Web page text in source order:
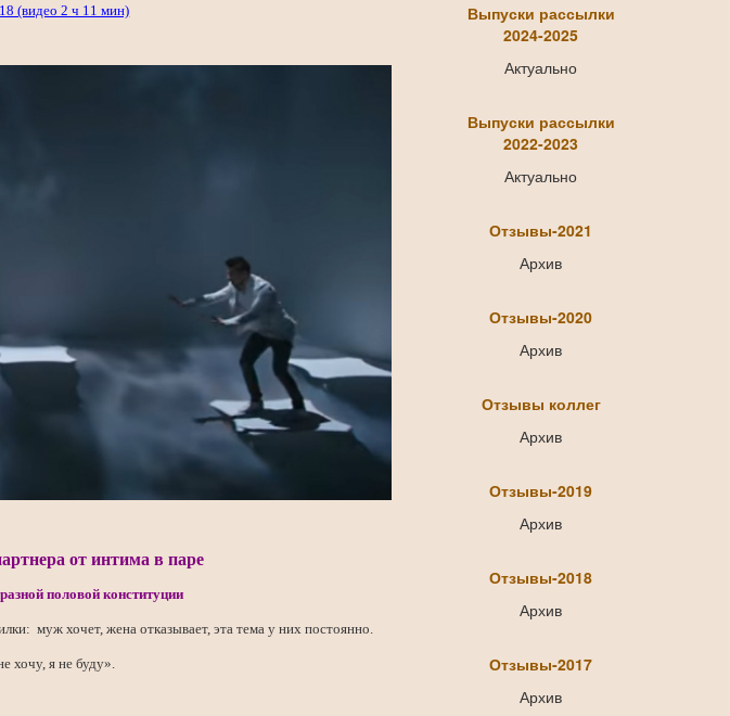
(видео 2 ч 11 мин)
от интима в паре
половой конституции
муж хочет, жена отказывает, эта тема у них постоянно.
хочу, я не буду».
Выпуски рассылки
2024-2025
Актуально
Выпуски рассылки
2022-2023
Актуально
Отзывы-2021
Архив
Отзывы-2020
Архив
Отзывы коллег
Архив
Отзывы-2019
Архив
Отзывы-2018
Архив
Отзывы-2017
Архив